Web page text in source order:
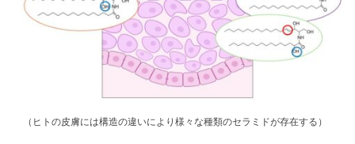
（ ヒトの皮膚には構造の違いにより様々な種類のセラミドが存在する）